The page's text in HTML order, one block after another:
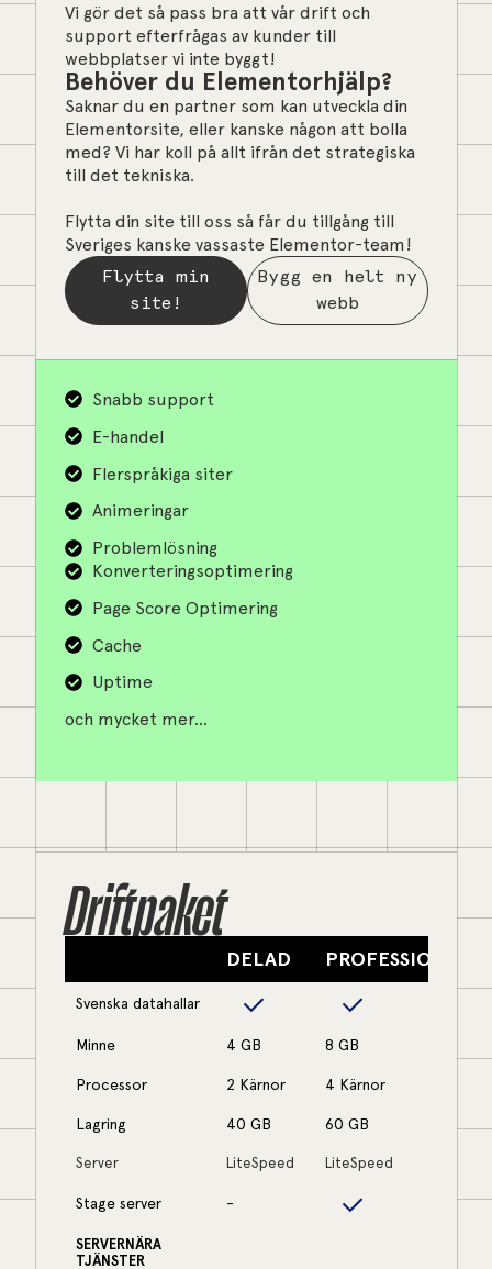
Vi gör det så pass bra att vår drift och
support efterfrågas av kunder till
webbplatser vi inte byggt!
Behöver du Elementorhjälp?
Saknar du en partner som kan utveckla din
Elementorsite, eller kanske någon att bolla
med? Vi har koll på allt ifrån det strategiska
till det tekniska.
Flytta din site till oss så får du tillgång till
Sveriges kanske vassaste Elementor-team!
Flytta min
site!
Bygg en helt ny
webb
Snabb support
E-handel
Flerspråkiga siter
Animeringar
Problemlösning
Konverteringsoptimering
Page Score Optimering
Cache
Uptime
och mycket mer...
Driftpaket
DELAD PROFESSIONAL
Svenska datahallar
Minne 4 GB 8 GB
Processor 2 Kärnor 4 Kärnor
Lagring 40 GB 60 GB
Server LiteSpeed LiteSpeed
Stage server -
SERVERNÄRA
TJÄNSTER